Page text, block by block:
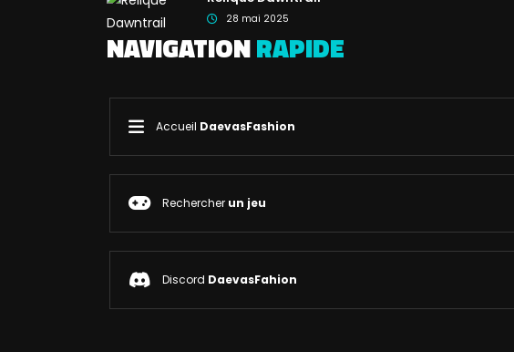
28 mai 2025
NAVIGATIONRAPIDE
Accueil DaevasFashion
Rechercher un jeu
Discord DaevasFahion